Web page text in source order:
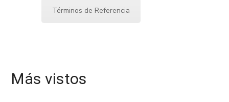
Términos de Referencia
Más vistos